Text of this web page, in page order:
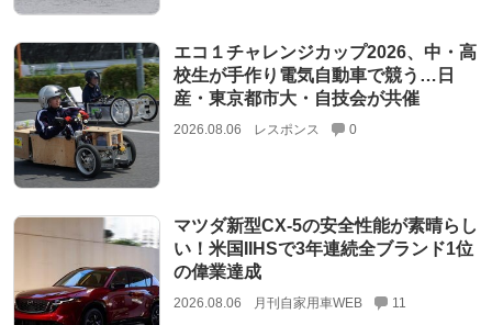
エコ１チャレンジカップ2026、中・高
校生が手作り電気自動車で競う…日
産・東京都市大・自技会が共催
2026.08.06 レスポンス 0
マツダ新型CX-5の安全性能が素晴らし
い！米国IIHSで3年連続全ブランド1位
の偉業達成
2026.08.06 月刊自家用車WEB 11